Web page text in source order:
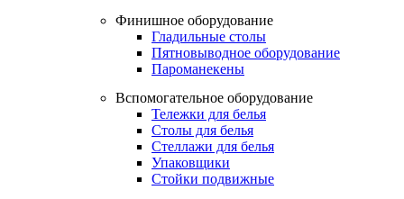
Финишное оборудование
Гладильные столы
Пятновыводное оборудование
Пароманекены
Вспомогательное оборудование
Тележки для белья
Столы для белья
Стеллажи для белья
Упаковщики
Стойки подвижные